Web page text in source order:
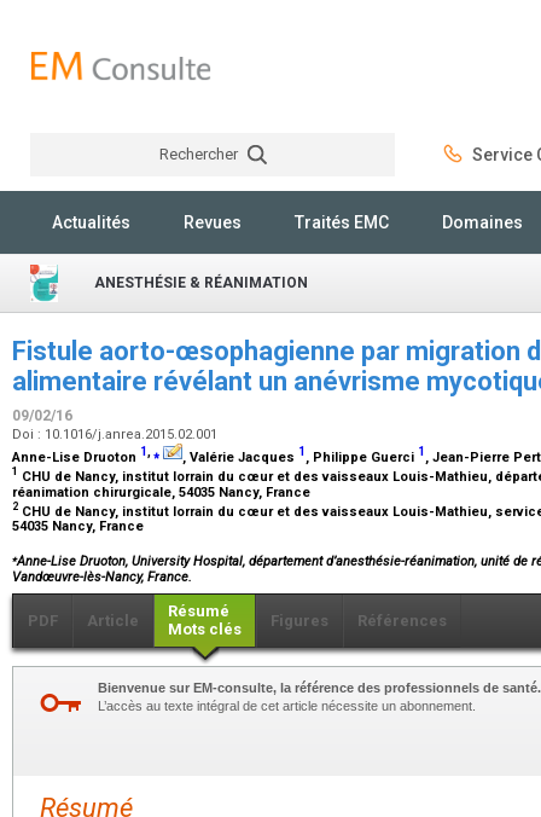
Rechercher Service
Actualités Revues Traités EMC Domaines
ANESTHÉSIE & RÉANIMATION
Fistule aorto-œsophagienne par migration
alimentaire révélant un anévrisme
09/02/16
Doi : 10.1016/j.anrea.2015.02.001
Anne-Lise Druoton 1,⁎ , Valérie Jacques 1 , Philippe Guerci 1 , Jean-Pierre
1 CHU de Nancy, institut lorrain du cœur et des vaisseaux Louis-Mathieu,
réanimation chirurgicale, 54035 Nancy, France
2 CHU de Nancy, institut lorrain du cœur et des vaisseaux Louis-Mathieu,
54035 Nancy, France
⁎Anne-Lise Druoton, University Hospital, département d’anesthésie-réanimation, unité de
Vandœuvre-lès-Nancy, France.
PDF Article
Résumé
Mots clés
Figures Références
Bienvenue sur EM-consulte, la référence des professionnels de santé.
L’accès au texte intégral de cet article nécessite un abonnement.
Résumé